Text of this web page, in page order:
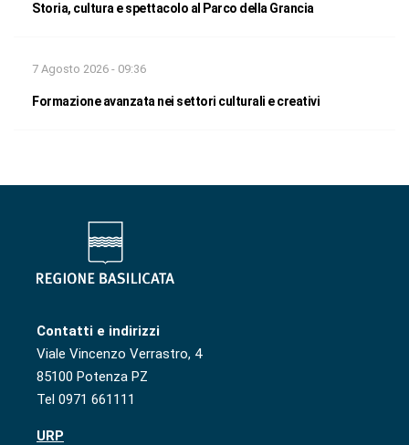
Storia, cultura e spettacolo al Parco della Grancia
7 Agosto 2026 - 09:36
Formazione avanzata nei settori culturali e creativi
Contatti e indirizzi
Viale Vincenzo Verrastro, 4
85100 Potenza PZ
Tel 0971 661111
URP